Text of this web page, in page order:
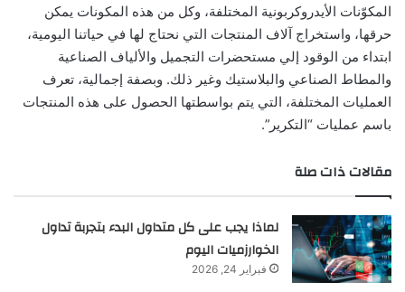
المكوّنات الأيدروكربونية المختلفة، وكل من هذه المكونات يمكن
حرقها، واستخراج آلاف المنتجات التي نحتاج لها في حياتنا اليومية،
ابتداء من الوقود إلي مستحضرات التجميل والألياف الصناعية
والمطاط الصناعي والبلاستيك وغير ذلك. وبصفة إجمالية، تعرف
العمليات المختلفة، التي يتم بواسطتها الحصول على هذه المنتجات
باسم عمليات “التكرير”.
مقالات ذات صلة
لماذا يجب على كل متداول البدء بتجربة تداول
الخوارزميات اليوم
فبراير 24, 2026